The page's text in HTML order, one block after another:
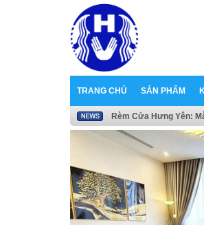
TRANG CHỦ SẢN PHẨM
Rèm Cửa Hưng Yên: